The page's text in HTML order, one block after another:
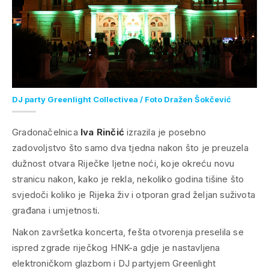
DJ party Greenlight Collectivea / Foto Dražen Šokčević
Gradonačelnica Iva Rinčić izrazila je posebno
zadovoljstvo što samo dva tjedna nakon što je preuzela
dužnost otvara Riječke ljetne noći, koje okreću novu
stranicu nakon, kako je rekla, nekoliko godina tišine što
svjedoči koliko je Rijeka živ i otporan grad željan suživota
građana i umjetnosti.
Nakon završetka koncerta, fešta otvorenja preselila se
ispred zgrade riječkog HNK-a gdje je nastavljena
elektroničkom glazbom i DJ partyjem Greenlight